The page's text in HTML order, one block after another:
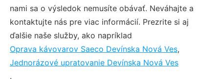
nami sa o výsledok nemusíte obávať. Neváhajte a
kontaktujte nás pre viac informácií. Prezrite si aj
ďalšie naše služby, ako napríklad
Oprava kávovarov Saeco Devínska Nová Ves,
Jednorázové upratovanie Devínska Nová Ves
.